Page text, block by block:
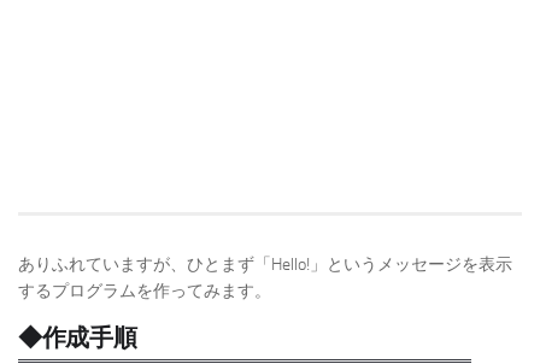
ありふれていますが、ひとまず「Hello!」というメッセージを表示
するプログラムを作ってみます。
◆作成手順